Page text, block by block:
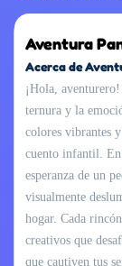
Aventura
Acerca de
¡Hola,
ternura y la
colores vibrantes y
cuento infantil. En
esperanza de un
visualmente
hogar. Cada
creativos que
que cautiven tus